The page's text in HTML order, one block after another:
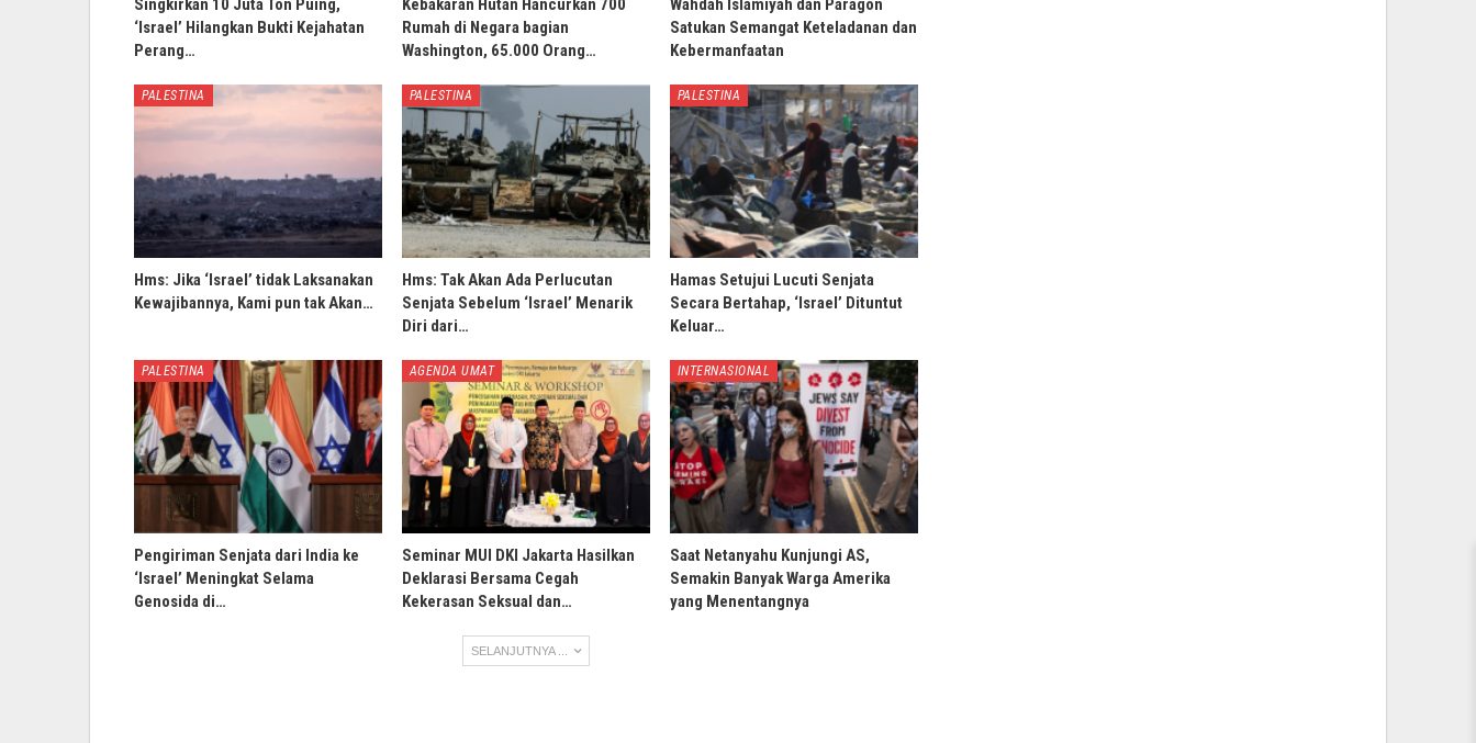
Singkirkan 10 Juta Ton Puing,
‘Israel’ Hilangkan Bukti Kejahatan
Perang…
Kebakaran Hutan Hancurkan 700
Rumah di Negara bagian
Washington, 65.000 Orang…
Wahdah Islamiyah dan Paragon
Satukan Semangat Keteladanan dan
Kebermanfaatan
PALESTINA
Hms: Jika ‘Israel’ tidak Laksanakan
Kewajibannya, Kami pun tak Akan…
PALESTINA
Hms: Tak Akan Ada Perlucutan
Senjata Sebelum ‘Israel’ Menarik
Diri dari…
PALESTINA
Hamas Setujui Lucuti Senjata
Secara Bertahap, ‘Israel’ Dituntut
Keluar…
PALESTINA
Pengiriman Senjata dari India ke
‘Israel’ Meningkat Selama
Genosida di…
AGENDA UMAT
Seminar MUI DKI Jakarta Hasilkan
Deklarasi Bersama Cegah
Kekerasan Seksual dan…
INTERNASIONAL
Saat Netanyahu Kunjungi AS,
Semakin Banyak Warga Amerika
yang Menentangnya
SELANJUTNYA ...